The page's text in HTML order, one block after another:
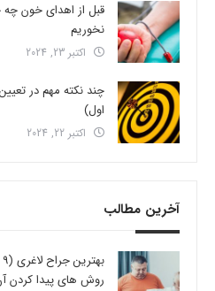
قبل از اهدای خون
نخوریم
اکتبر 23, 2024
چند نکته مهم در
اول)
اکتبر 22, 2024
آخرین مطالب
روش های پیدا کردن